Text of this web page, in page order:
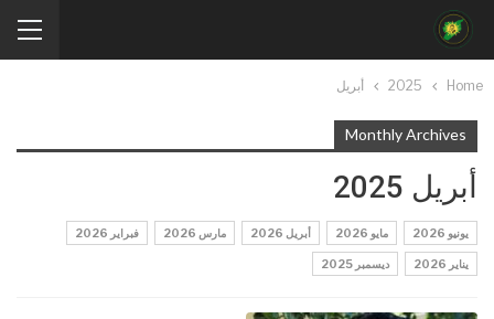
Home
2025 أبريل
Monthly Archives
أبريل 2025
يونيو 2026 مايو 2026 أبريل 2026 مارس 2026 فبراير 2026
يناير 2026 ديسمبر 2025